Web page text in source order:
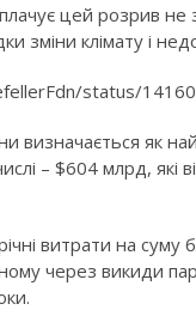
цей розрив
зміни клімату і
status/
визначається як
– $604 млрд, які
витрати на
через викиди